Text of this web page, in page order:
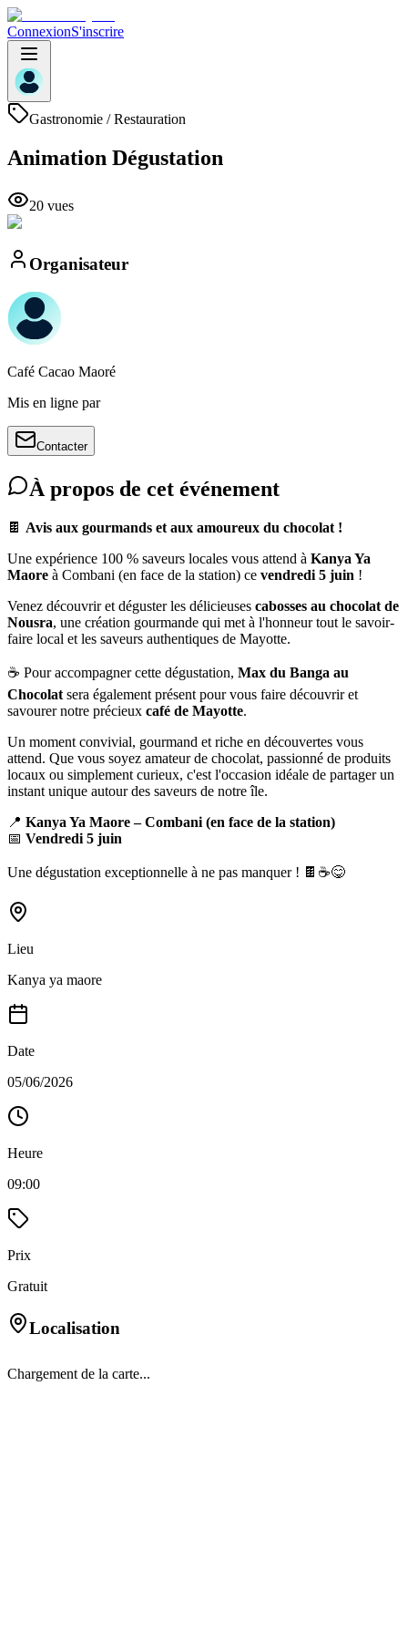
ConnexionS'inscrire
Gastronomie / Restauration
Animation Dégustation
20 vues
Organisateur
Café Cacao Maoré
Mis en ligne par
Contacter
À propos de cet événement
🍫 Avis aux gourmands et aux amoureux du chocolat !
Une expérience 100 % saveurs locales vous attend à Kanya Ya
Maore à Combani (en face de la station) ce vendredi 5 juin !
Venez découvrir et déguster les délicieuses cabosses au chocolat de
Nousra, une création gourmande qui met à l'honneur tout le savoir-
faire local et les saveurs authentiques de Mayotte.
☕ Pour accompagner cette dégustation, Max du Banga au
Chocolat sera également présent pour vous faire découvrir et
savourer notre précieux café de Mayotte.
Un moment convivial, gourmand et riche en découvertes vous
attend. Que vous soyez amateur de chocolat, passionné de produits
locaux ou simplement curieux, c'est l'occasion idéale de partager un
instant unique autour des saveurs de notre île.
📍 Kanya Ya Maore – Combani (en face de la station)
📅 Vendredi 5 juin
Une dégustation exceptionnelle à ne pas manquer ! 🍫☕😋
Lieu
Kanya ya maore
Date
05/06/2026
Heure
09:00
Prix
Gratuit
Localisation
Chargement de la carte...